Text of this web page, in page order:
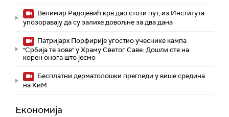
Велимир Радојевић крв дао стоти пут, из Института
упозоравају да су залихе довољне за два дана
Патријарх Порфирије угостио учеснике кампа
"Србија те зове" у Храму Светог Саве: Дошли сте на
корен онога што јесмо
Бесплатни дерматолошки прегледи у више средина
на КиМ
Економија